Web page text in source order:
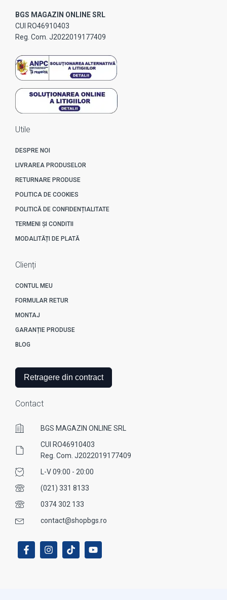
BGS MAGAZIN ONLINE SRL
CUI RO46910403
Reg. Com. J2022019177409
Utile
DESPRE NOI
LIVRAREA PRODUSELOR
RETURNARE PRODUSE
POLITICA DE COOKIES
POLITICĂ DE CONFIDENȚIALITATE
TERMENI ȘI CONDITII
MODALITĂȚI DE PLATĂ
Clienți
CONTUL MEU
FORMULAR RETUR
MONTAJ
GARANȚIE PRODUSE
BLOG
Retragere din contract
Contact
BGS MAGAZIN ONLINE SRL
CUI RO46910403
Reg. Com. J2022019177409
L-V 09:00 - 20:00
(021) 331 8133
0374 302 133
contact@shopbgs.ro